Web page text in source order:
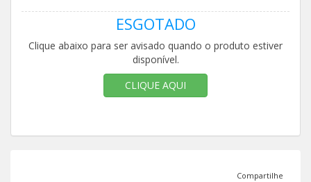
ESGOTADO
Clique abaixo para ser avisado quando o produto estiver
disponível.
CLIQUE AQUI
Compartilhe